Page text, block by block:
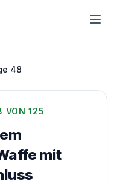
48
VON 125
mit